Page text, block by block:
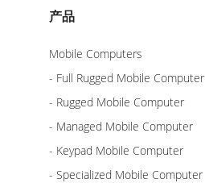
产品
Mobile Computers
- Full Rugged Mobile Computer
- Rugged Mobile Computer
- Managed Mobile Computer
- Keypad Mobile Computer
- Specialized Mobile Computer